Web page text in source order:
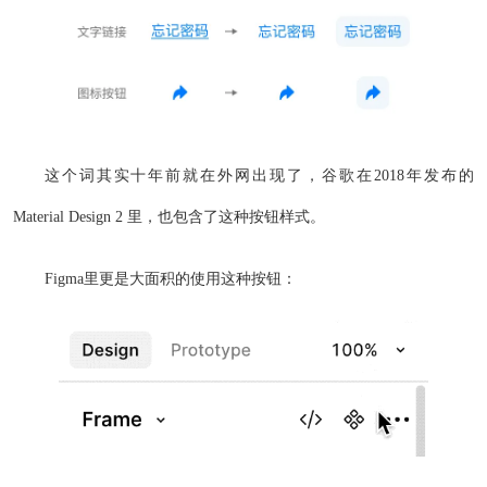
这个词其实十年前就在外网出现了，谷歌在2018年发布的
Material Design 2 里，也包含了这种按钮样式。
Figma里更是大面积的使用这种按钮：